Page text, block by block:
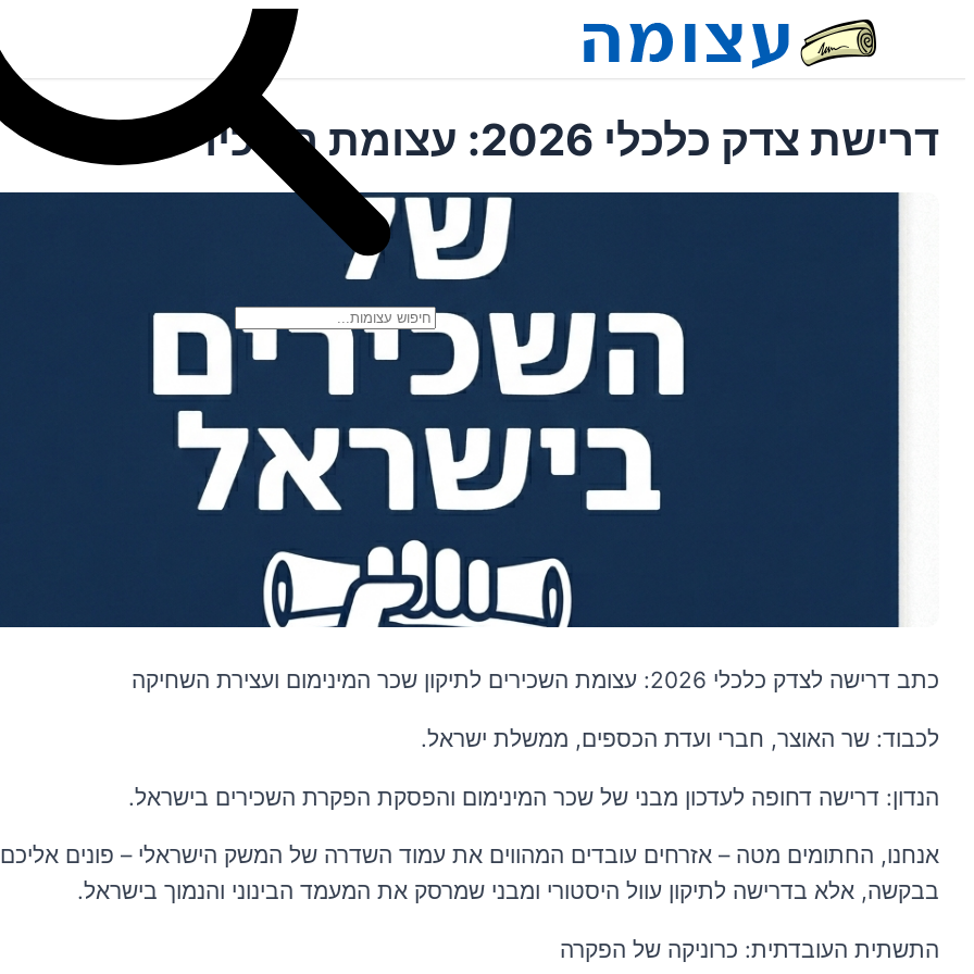
דרישת צדק כלכלי 2026: עצומת השכירים
כתב דרישה לצדק כלכלי 2026: עצומת השכירים לתיקון שכר המינימום ועצירת השחיקה
לכבוד: שר האוצר, חברי ועדת הכספים, ממשלת ישראל.
הנדון: דרישה דחופה לעדכון מבני של שכר המינימום והפסקת הפקרת השכירים בישראל.
אנחנו, החתומים מטה – אזרחים עובדים המהווים את עמוד השדרה של המשק הישראלי – פונים
בבקשה, אלא בדרישה לתיקון עוול היסטורי ומבני שמרסק את המעמד הבינוני והנמוך בישראל.
התשתית העובדתית: כרוניקה של הפקרה